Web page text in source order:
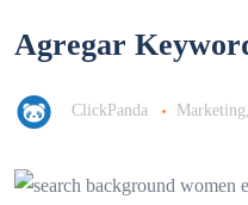
Agregar
ClickPanda Marketing,